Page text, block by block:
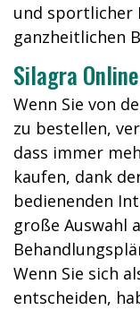
und sportlicher
ganzheitlichen
Silagra
Wenn Sie von
zu bestellen,
dass immer
kaufen, dank
bedienenden
große Auswahl
Wenn Sie sich
entscheiden,